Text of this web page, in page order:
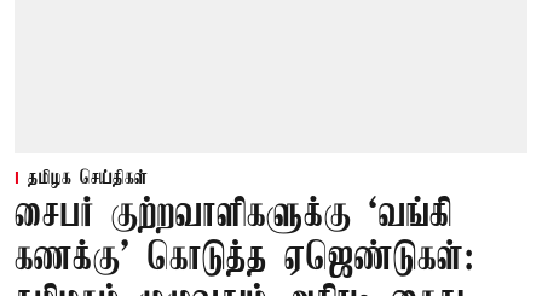
தமிழக செய்திகள்
சைபர் குற்றவாளிகளுக்கு ‘வங்கி
கணக்கு’ கொடுத்த ஏஜெண்டுகள்: